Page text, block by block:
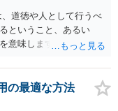
道徳や人として行うべ
ということ、あるい
意味します。 道義的責
とで、他人からの信用
ような事実上の不利益
の最適な方法